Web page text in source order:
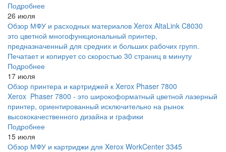
Подробнее
26 июля
Обзор МФУ и расходных материалов Xerox AltaLink C8030
это цветной многофункциональный принтер,
предназначенный для средних и больших рабочих групп.
Печатает и копирует со скоростью 30 страниц в минуту
Подробнее
17 июля
Обзор принтера и картриджей к Xerox Phaser 7800
Xerox Phaser 7800 - это широкоформатный цветной лазерный
принтер, ориентированный исключительно на рынок
высококачественного дизайна и графики
Подробнее
15 июля
Обзор МФУ и картриджи для Xerox WorkCenter 3345